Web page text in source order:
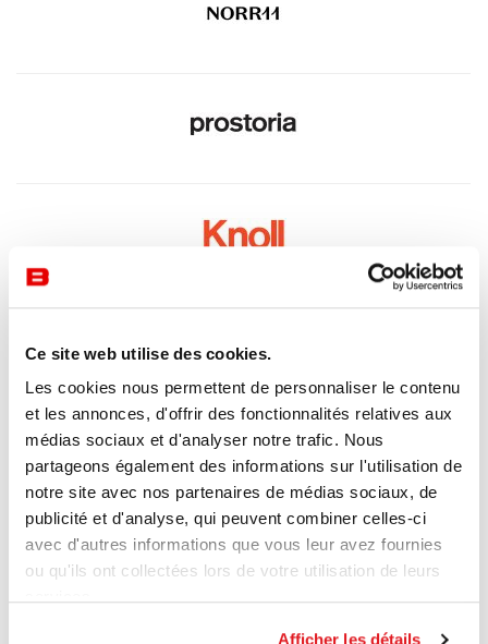
Ce site web utilise des cookies.
Les cookies nous permettent de personnaliser le contenu
et les annonces, d'offrir des fonctionnalités relatives aux
médias sociaux et d'analyser notre trafic. Nous
partageons également des informations sur l'utilisation de
notre site avec nos partenaires de médias sociaux, de
publicité et d'analyse, qui peuvent combiner celles-ci
avec d'autres informations que vous leur avez fournies
ou qu'ils ont collectées lors de votre utilisation de leurs
Afficher les détails